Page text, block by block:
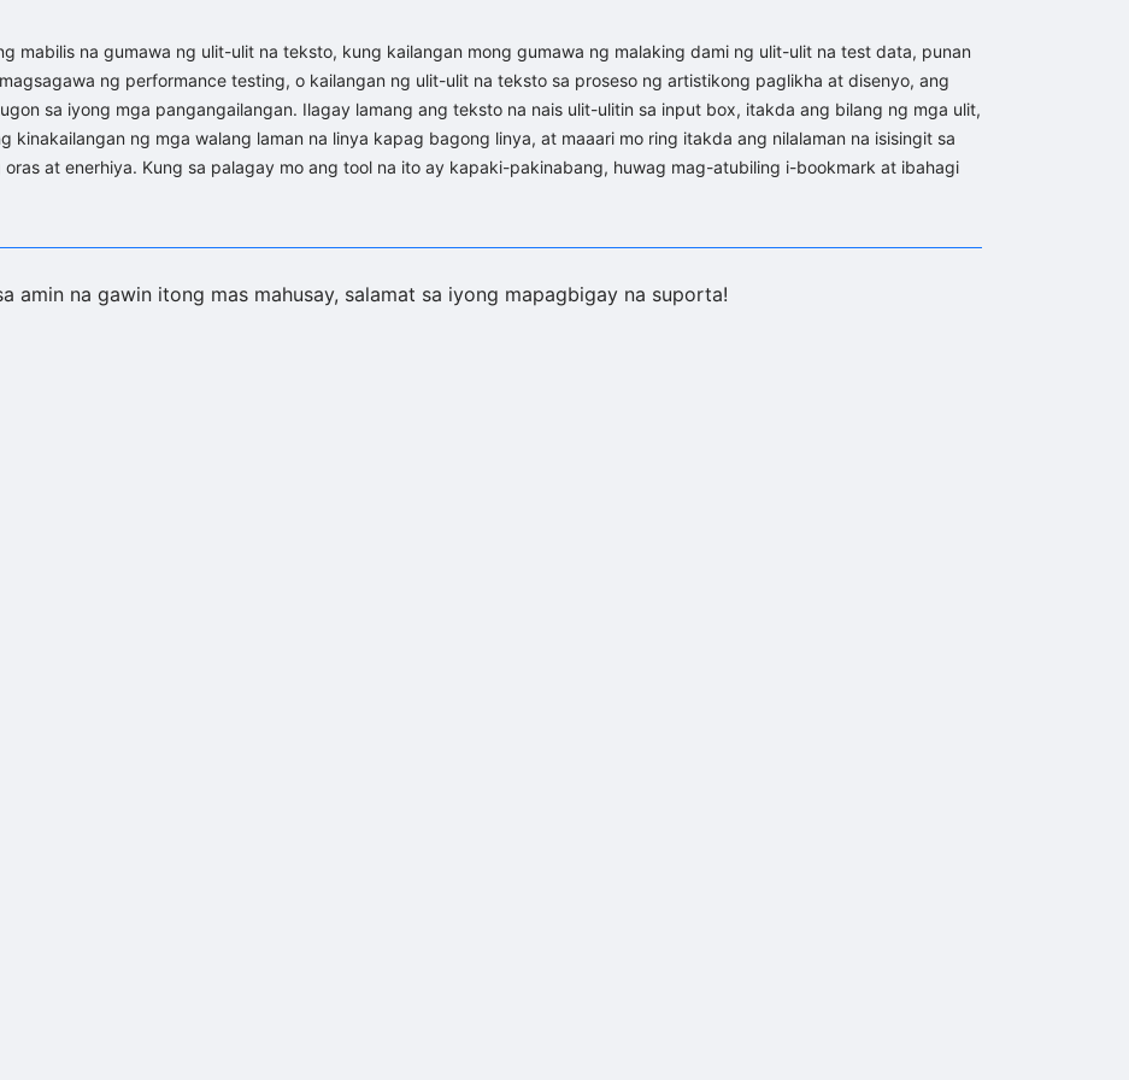
mabilis na gumawa ng ulit-ulit na teksto, kung kailangan mong gumawa ng malaking dami ng ulit-ulit na test data, punan
ng performance testing, o kailangan ng ulit-ulit na teksto sa proseso ng artistikong paglikha at disenyo, ang
sa iyong mga pangangailangan. Ilagay lamang ang teksto na nais ulit-ulitin sa input box, itakda ang bilang ng mga ulit,
kinakailangan ng mga walang laman na linya kapag bagong linya, at maaari mo ring itakda ang nilalaman na isisingit sa
at enerhiya. Kung sa palagay mo ang tool na ito ay kapaki-pakinabang, huwag mag-atubiling i-bookmark at ibahagi
amin na gawin itong mas mahusay, salamat sa iyong mapagbigay na suporta!